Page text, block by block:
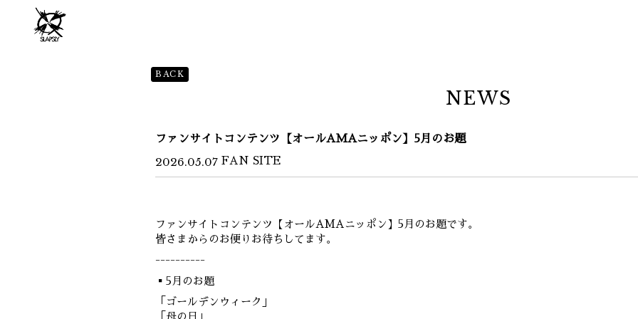
NEWS
BACK
ファンサイトコンテンツ【オールAMAニッポン】5月のお題
2026.05.07 FAN SITE
ファンサイトコンテンツ【オールAMAニッポン】5月のお題です。
皆さまからのお便りお待ちしてます。
----------
▪5月のお題
「ゴールデンウィーク」
「母の日」